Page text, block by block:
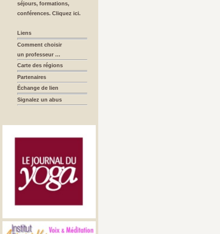
séjours, formations,
conférences. Cliquez ici.
Liens
Comment choisir
un professeur …
Carte des régions
Partenaires
Échange de lien
Signalez un abus